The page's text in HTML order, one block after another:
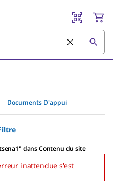
Documents D'appui
"dans Contenu du site
inattendue s'est